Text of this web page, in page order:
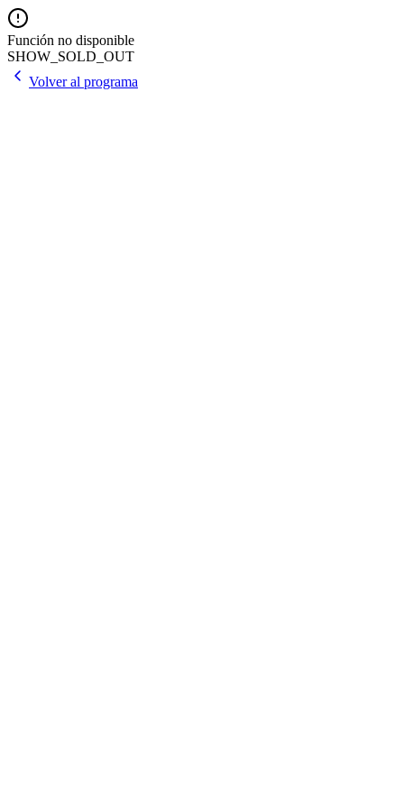
Función no disponible
SHOW_SOLD_OUT
Volver al programa